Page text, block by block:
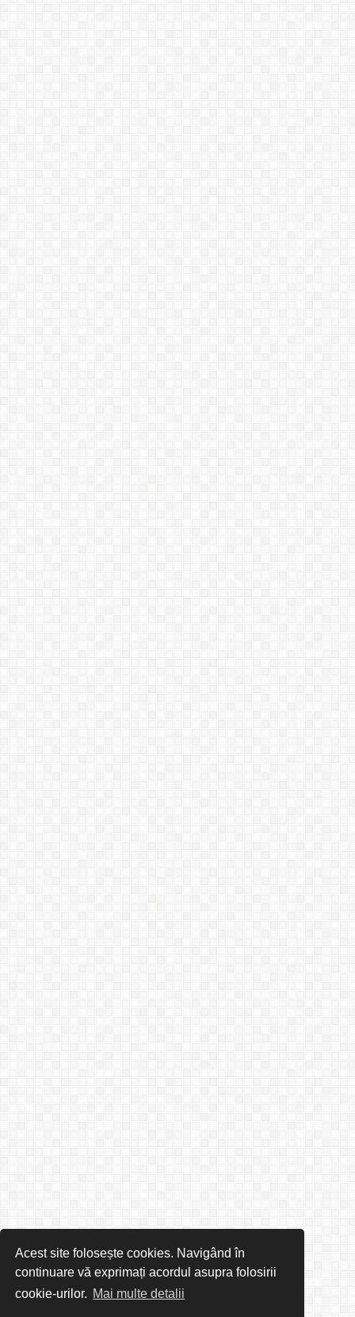
Acest site folosește cookies. Navigând în
continuare vă exprimați acordul asupra folosirii
cookie-urilor. Mai multe detalii